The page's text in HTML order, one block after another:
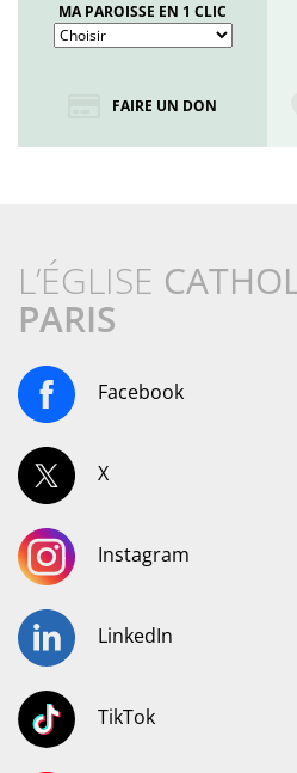
MA PAROISSE EN 1 CLIC
FAIRE UN DON
L’ÉGLISE
PARIS
Facebook
X
Instagram
LinkedIn
TikTok